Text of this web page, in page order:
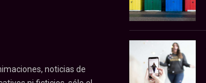
noticias de